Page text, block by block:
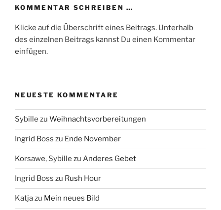
KOMMENTAR SCHREIBEN …
Klicke auf die Überschrift eines Beitrags. Unterhalb
des einzelnen Beitrags kannst Du einen Kommentar
einfügen.
NEUESTE KOMMENTARE
Sybille zu Weihnachtsvorbereitungen
Ingrid Boss zu Ende November
Korsawe, Sybille zu Anderes Gebet
Ingrid Boss zu Rush Hour
Katjazu Mein neues Bild